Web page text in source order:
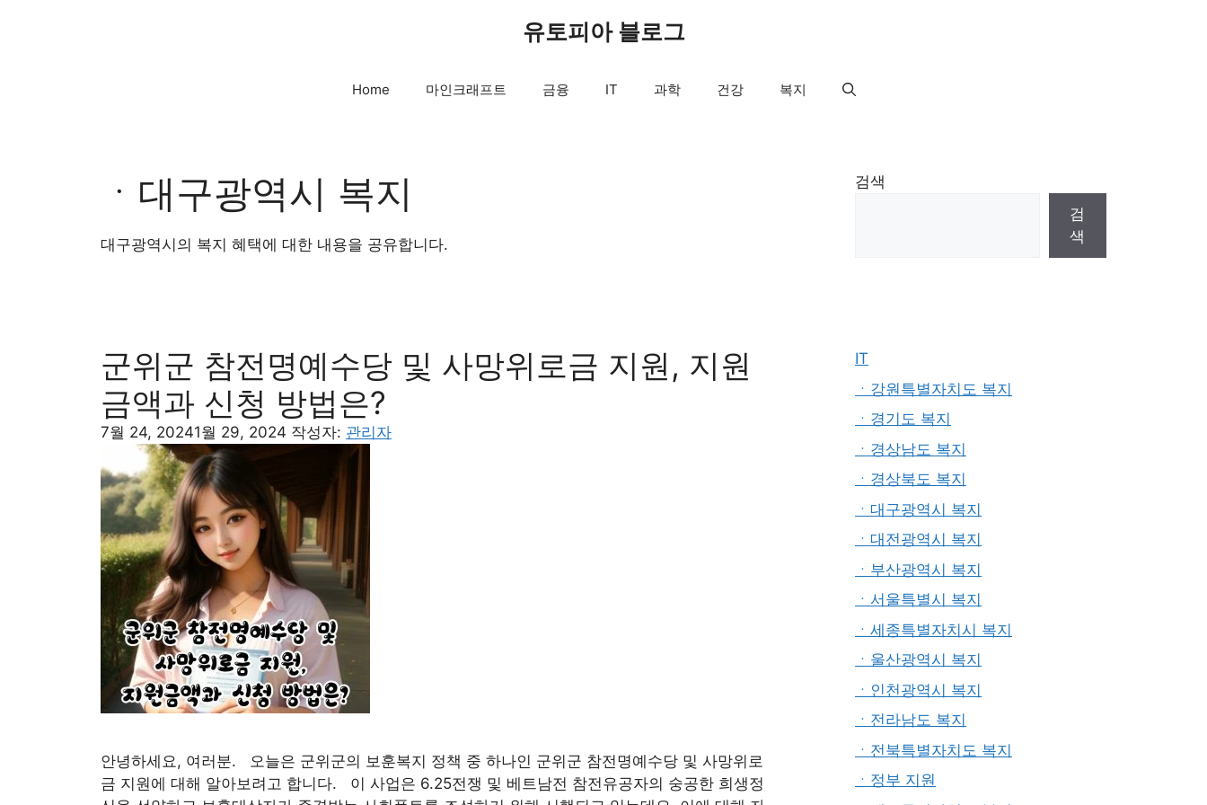
유토피아 블로그
Home 마인크래프트 금융 IT 과학 건강 복지
ㆍ대구광역시 복지
대구광역시의 복지 혜택에 대한 내용을 공유합니다.
군위군 참전명예수당 및 사망위로금 지원, 지원
금액과 신청 방법은?
7월 24, 20241월 29, 2024 작성자: 관리자
안녕하세요, 여러분. 오늘은 군위군의 보훈복지 정책 중 하나인 군위군 참전명예수당 및 사망위로
금 지원에 대해 알아보려고 합니다. 이 사업은 6.25전쟁 및 베트남전 참전유공자의 숭공한 희생정
검색
검
색
IT
ㆍ강원특별자치도 복지
ㆍ경기도 복지
ㆍ경상남도 복지
ㆍ경상북도 복지
ㆍ대구광역시 복지
ㆍ대전광역시 복지
ㆍ부산광역시 복지
ㆍ서울특별시 복지
ㆍ세종특별자치시 복지
ㆍ울산광역시 복지
ㆍ인천광역시 복지
ㆍ전라남도 복지
ㆍ전북특별자치도 복지
ㆍ정부 지원